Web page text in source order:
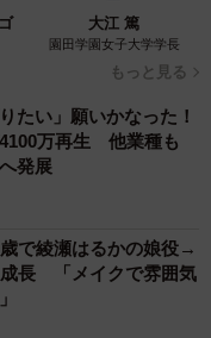
て（提供画像）
以上5万円未満」
（18.8％）、「5万円
となり、「5万円未
合計で59.1%という
上10万円未満」がボ
大江 篤
園田学園女子大学学長
もっと見る
たい」願いかなった！
万再生 他業種も
発展
歳で綾瀬はるかの娘役→
長 「メイクで雰囲気